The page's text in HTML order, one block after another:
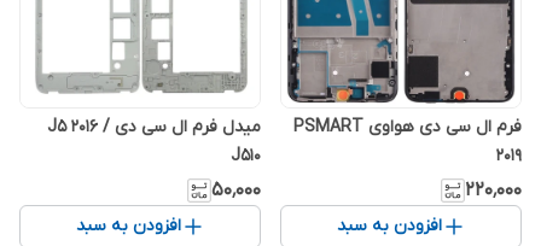
فرم ال سی دی هواوی PSMART
2019
۲۲۰٬۰۰۰
افزودن به سبد
میدل فرم ال سی دی J5 2016 /
J510
۵۰٬۰۰۰
افزودن به سبد